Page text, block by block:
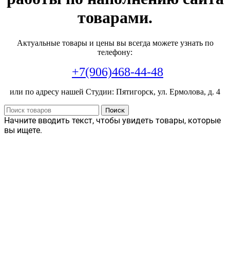
товарами.
Актуальные товары и цены вы всегда можете узнать по
телефону:
+7(906)468-44-48
или по адресу нашей Студии: Пятигорск, ул. Ермолова, д. 4
Поиск
Начните вводить текст, чтобы увидеть товары, которые
вы ищете.